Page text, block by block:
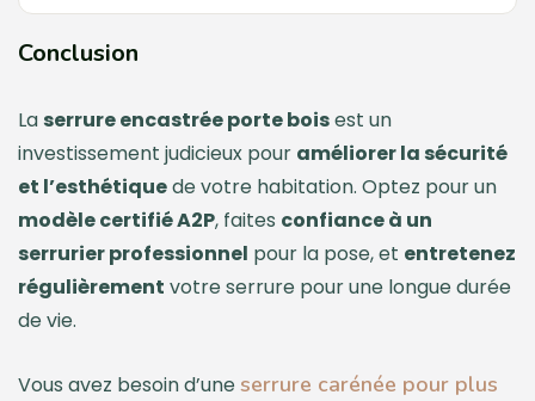
Conclusion
La serrure encastrée porte boisest un
investissement judicieux pour améliorer la sécurité
et l’esthétiquede votre habitation. Optez pour un
modèle certifié A2P, faites confiance à un
serrurier professionnel pour la pose, et entretenez
régulièrement votre serrure pour une longue durée
de vie.
Vous avez besoin d’uneserrure carénée pour plus